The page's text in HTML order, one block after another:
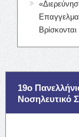
19ο
Νοσηλευτικό